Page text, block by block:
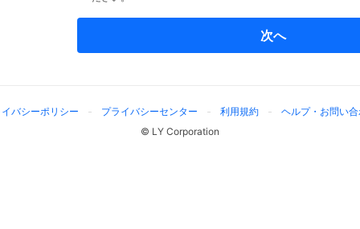
次へ
バシーポリシー プライバシーセンター 利用規約
ヘルプ・お問い
© LY Corporation